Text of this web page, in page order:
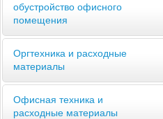
обустройство офисного
помещения
Оргтехника и расходные
материалы
Офисная техника и
расходные материалы